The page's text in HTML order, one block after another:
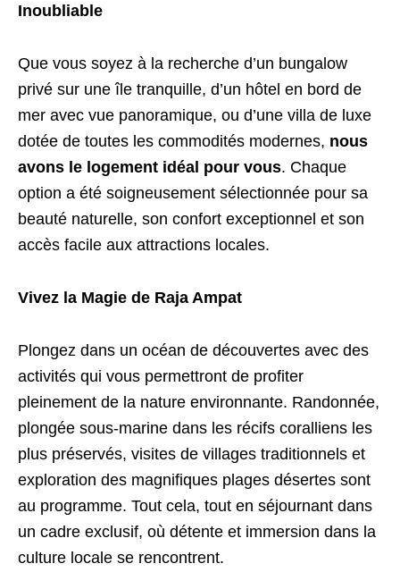
Inoubliable
Que vous soyez à la recherche d’un bungalow
privé sur une île tranquille, d’un hôtel en bord de
mer avec vue panoramique, ou d’une villa de luxe
dotée de toutes les commodités modernes, nous
avons le logement idéal pour vous. Chaque
option a été soigneusement sélectionnée pour sa
beauté naturelle, son confort exceptionnel et son
accès facile aux attractions locales.
Vivez la Magie de Raja Ampat
Plongez dans un océan de découvertes avec des
activités qui vous permettront de profiter
pleinement de la nature environnante. Randonnée,
plongée sous-marine dans les récifs coralliens les
plus préservés, visites de villages traditionnels et
exploration des magnifiques plages désertes sont
au programme. Tout cela, tout en séjournant dans
un cadre exclusif, où détente et immersion dans la
culture locale se rencontrent.